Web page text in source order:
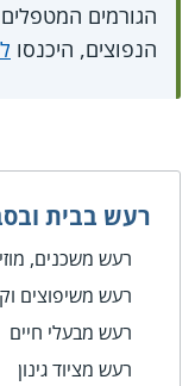
הגורמים
הנפוצים, היכנסו
רעש בבית
רעש משכנים,
רעש משיפוצים
רעש מבעלי חיים
רעש מציוד גינון